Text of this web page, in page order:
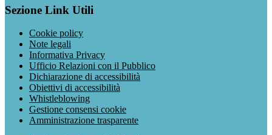
Sezione Link Utili
Cookie policy
Note legali
Informativa Privacy
Ufficio Relazioni con il Pubblico
Dichiarazione di accessibilità
Obiettivi di accessibilità
Whistleblowing
Gestione consensi cookie
Amministrazione trasparente